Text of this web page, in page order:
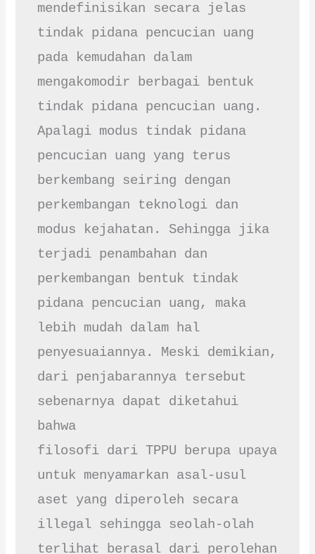
mendefinisikan secara jelas
tindak pidana pencucian uang
pada kemudahan dalam
mengakomodir berbagai bentuk
tindak pidana pencucian uang.
Apalagi modus tindak pidana
pencucian uang yang terus
berkembang seiring dengan
perkembangan teknologi dan
modus kejahatan. Sehingga jika
terjadi penambahan dan
perkembangan bentuk tindak
pidana pencucian uang, maka
lebih mudah dalam hal
penyesuaiannya. Meski demikian,
dari penjabarannya tersebut
sebenarnya dapat diketahui
bahwa
filosofi dari TPPU berupa upaya
untuk menyamarkan asal-usul
aset yang diperoleh secara
illegal sehingga seolah-olah
terlihat berasal dari perolehan